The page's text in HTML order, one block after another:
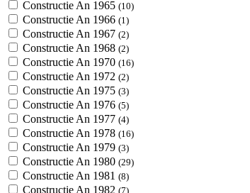
Constructie An 1965 (10)
Constructie An 1966 (1)
Constructie An 1967 (2)
Constructie An 1968 (2)
Constructie An 1970 (16)
Constructie An 1972 (2)
Constructie An 1975 (3)
Constructie An 1976 (5)
Constructie An 1977 (4)
Constructie An 1978 (16)
Constructie An 1979 (3)
Constructie An 1980 (29)
Constructie An 1981 (8)
Constructie An 1982 (7)